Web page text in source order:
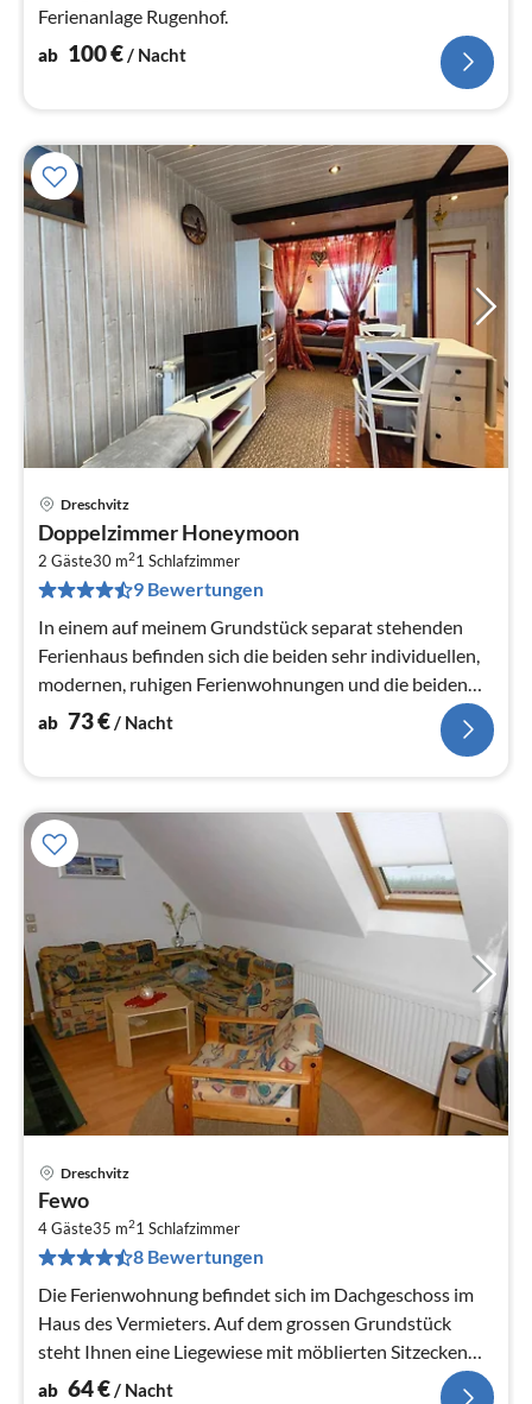
Ferienanlage Rugenhof.
ab 100€/ Nacht
Dreschvitz
Doppelzimmer Honeymoon
2 Gäste30 m21 Schlafzimmer
9 Bewertungen
In einem auf meinem Grundstück separat stehenden
Ferienhaus befinden sich die beiden sehr individuellen,
modernen, ruhigen Ferienwohnungen und die beiden
romantischen Doppelzimmer.
ab 73€/ Nacht
Dreschvitz
Fewo
4 Gäste35 m21 Schlafzimmer
8 Bewertungen
Die Ferienwohnung befindet sich im Dachgeschoss im
Haus des Vermieters. Auf dem grossen Grundstück
steht Ihnen eine Liegewiese mit möblierten Sitzecken
und der Grillplatz zur...
ab 64€/ Nacht